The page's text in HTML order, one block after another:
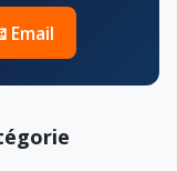
Email